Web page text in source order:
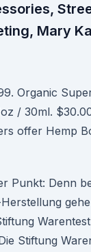
Mary
Organic
/ 30ml.
offer Hemp
Punkt: Denn
Stiftung